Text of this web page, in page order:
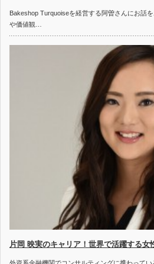
Bakeshop Turquoiseを経営する阿曽さんにお話
や価値観…
片岡 映実のキャリア！世界で活躍する女